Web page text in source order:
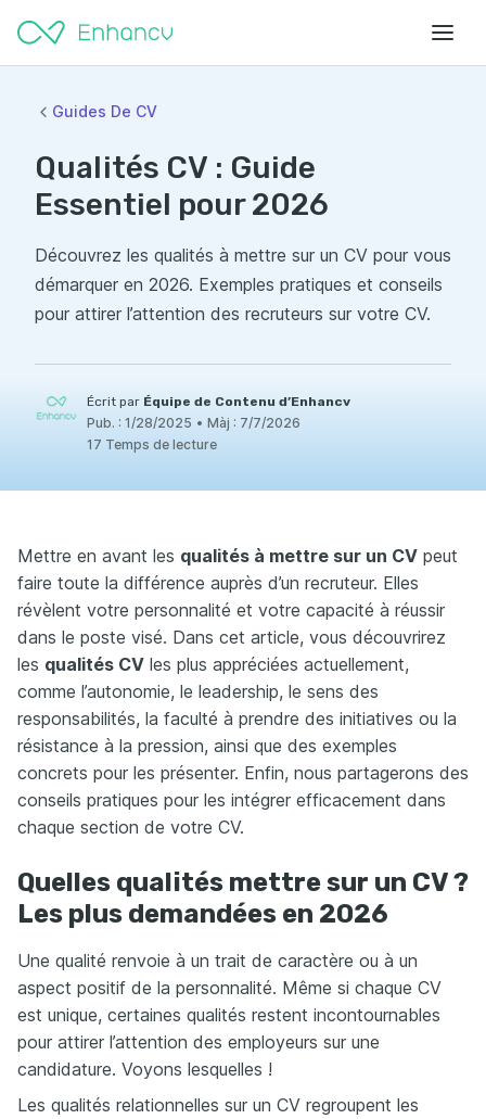
Guides De CV
Qualités CV : Guide
Essentiel pour 2026
Découvrez les qualités à mettre sur un CV pour vous
démarquer en 2026. Exemples pratiques et conseils
pour attirer l’attention des recruteurs sur votre CV.
Écrit par Équipe de Contenu d’Enhancv
Pub. : 1/28/2025 • Màj : 7/7/2026
17 Temps de lecture
Mettre en avant les qualités à mettre sur un CV peut
faire toute la différence auprès d’un recruteur. Elles
révèlent votre personnalité et votre capacité à réussir
dans le poste visé. Dans cet article, vous découvrirez
les qualités CV les plus appréciées actuellement,
comme l’autonomie, le leadership, le sens des
responsabilités, la faculté à prendre des initiatives ou la
résistance à la pression, ainsi que des exemples
concrets pour les présenter. Enfin, nous partagerons des
conseils pratiques pour les intégrer efficacement dans
chaque section de votre CV.
Quelles qualités mettre sur un CV ?
Les plus demandées en 2026
Une qualité renvoie à un trait de caractère ou à un
aspect positif de la personnalité. Même si chaque CV
est unique, certaines qualités restent incontournables
pour attirer l’attention des employeurs sur une
candidature. Voyons lesquelles !
Les qualités relationnelles sur un CV regroupent les